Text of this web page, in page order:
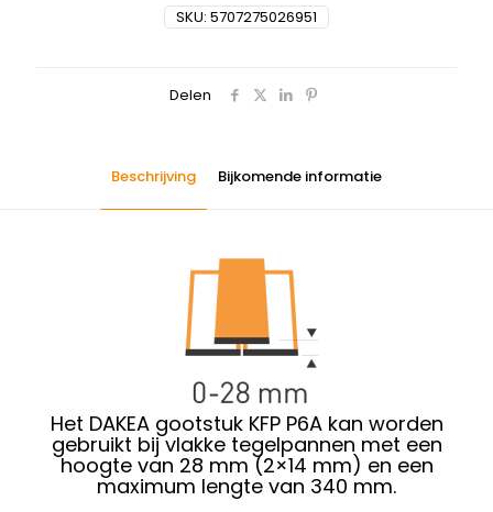
SKU: 5707275026951
Delen
Beschrijving Bijkomende informatie
Het DAKEA gootstuk KFP P6A kan worden
gebruikt bij vlakke tegelpannen met een
hoogte van 28 mm (2×14 mm) en een
maximum lengte van 340 mm.